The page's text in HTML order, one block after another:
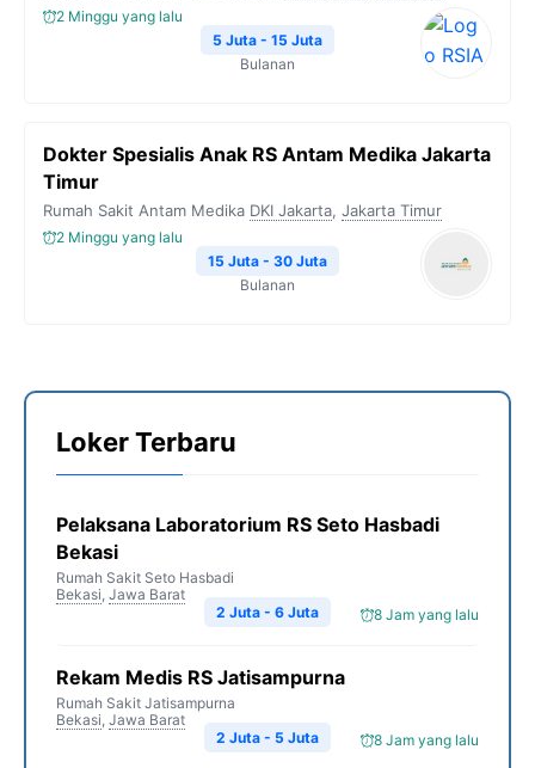
2 Minggu yang lalu
5 Juta - 15 Juta
Bulanan
Dokter Spesialis Anak RS Antam Medika Jakarta
Timur
Rumah Sakit Antam Medika DKI Jakarta, Jakarta Timur
2 Minggu yang lalu
15 Juta - 30 Juta
Bulanan
Loker Terbaru
Pelaksana Laboratorium RS Seto Hasbadi
Bekasi
Rumah Sakit Seto Hasbadi
Bekasi, Jawa Barat
8 Jam yang lalu
2 Juta - 6 Juta
Rekam Medis RS Jatisampurna
Rumah Sakit Jatisampurna
Bekasi, Jawa Barat
8 Jam yang lalu
2 Juta - 5 Juta